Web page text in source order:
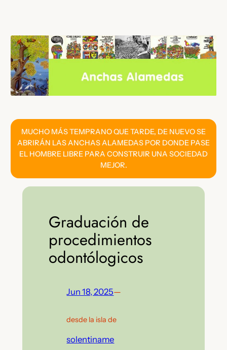
contenido
MUCHO MÁS TEMPRANO QUE TARDE, DE NUEVO SE
ABRIRÁN LAS ANCHAS ALAMEDAS POR DONDE PASE
EL HOMBRE LIBRE PARA CONSTRUIR UNA SOCIEDAD
MEJOR.
Graduación de
procedimientos
odontólogicos
Jun 18, 2025—
desde la isla de
solentiname